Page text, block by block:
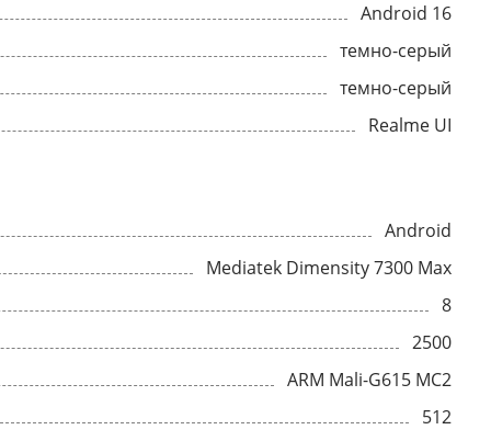
Android 16
темно-серый
темно-серый
Realme UI
Android
Mediatek Dimensity 7300 Max
8
2500
ARM Mali-G615 MC2
512